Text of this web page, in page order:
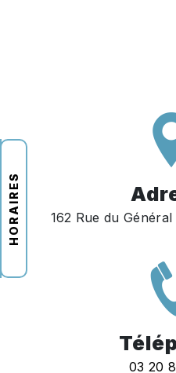
HORAIRES 162 Rue du
03 20